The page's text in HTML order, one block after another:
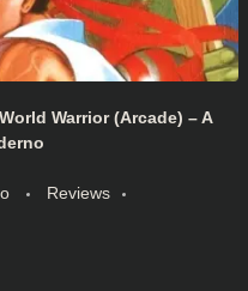
Warrior (Arcade) – A
Reviews